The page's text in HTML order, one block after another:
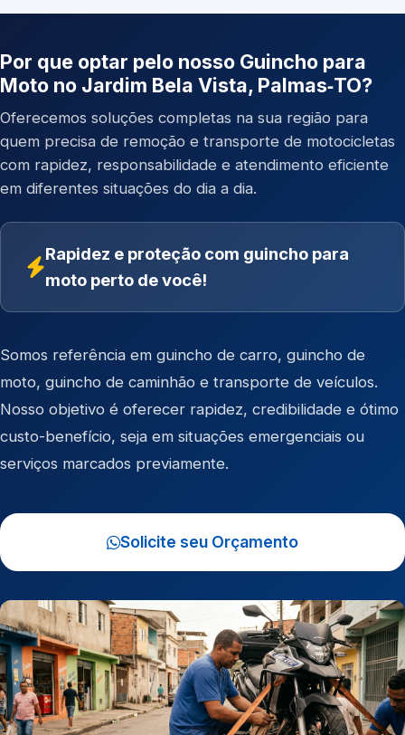
Por que optar pelo nosso Guincho para
Moto no Jardim Bela Vista, Palmas‑TO?
Oferecemos soluções completas na sua região para
quem precisa de remoção e transporte de motocicletas
com rapidez, responsabilidade e atendimento eficiente
em diferentes situações do dia a dia.
Rapidez e proteção com guincho para
moto perto de você!
Somos referência em guincho de carro, guincho de
moto, guincho de caminhão e transporte de veículos.
Nosso objetivo é oferecer rapidez, credibilidade e ótimo
custo-benefício, seja em situações emergenciais ou
serviços marcados previamente.
Solicite seu Orçamento